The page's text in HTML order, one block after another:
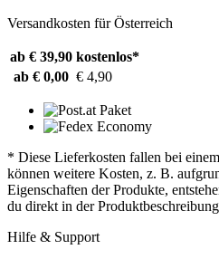
Versandkosten für Österreich
ab € 39,90 kostenlos*
ab € 0,00 € 4,90
* Diese Lieferkosten fallen bei
können weitere Kosten, z. B.
Eigenschaften der Produkte,
du direkt in der
Hilfe & Support